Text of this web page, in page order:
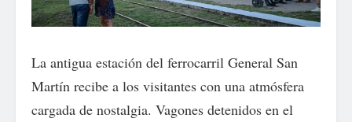
La antigua estación del ferrocarril General San
Martín recibe a los visitantes con una atmósfera
cargada de nostalgia. Vagones detenidos en el